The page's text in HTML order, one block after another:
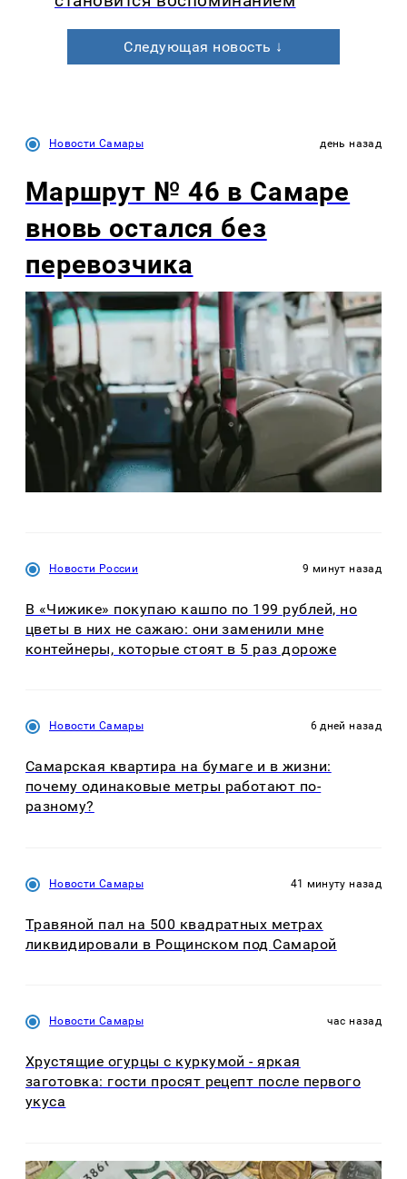
Следующая новость ↓
Новости Самары день назад
Маршрут № 46 в Самаре
вновь остался без
перевозчика
Новости России 9 минут назад
В «Чижике» покупаю кашпо по 199 рублей, но
цветы в них не сажаю: они заменили мне
контейнеры, которые стоят в 5 раз дороже
Новости Самары 6 дней назад
Самарская квартира на бумаге и в жизни:
почему одинаковые метры работают по-
разному?
Новости Самары 41 минуту назад
Травяной пал на 500 квадратных метрах
ликвидировали в Рощинском под Самарой
Новости Самары час назад
Хрустящие огурцы с куркумой - яркая
заготовка: гости просят рецепт после первого
укуса